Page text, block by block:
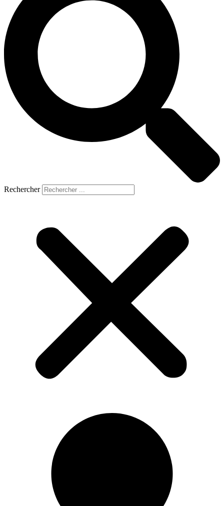
Rechercher